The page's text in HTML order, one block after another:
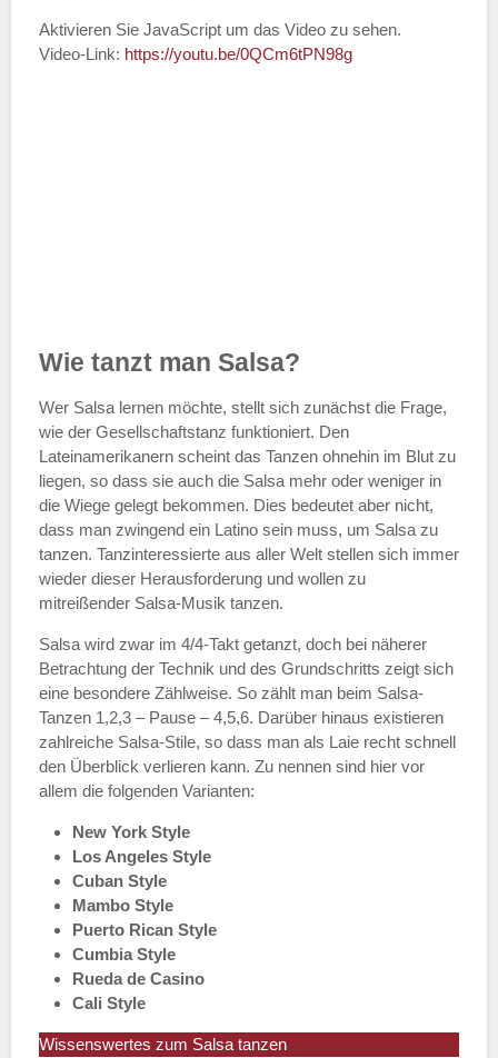
Aktivieren Sie JavaScript um das Video zu sehen.
Video-Link: https://youtu.be/0QCm6tPN98g
Wie tanzt man Salsa?
Wer Salsa lernen möchte, stellt sich zunächst die Frage,
wie der Gesellschaftstanz funktioniert. Den
Lateinamerikanern scheint das Tanzen ohnehin im Blut zu
liegen, so dass sie auch die Salsa mehr oder weniger in
die Wiege gelegt bekommen. Dies bedeutet aber nicht,
dass man zwingend ein Latino sein muss, um Salsa zu
tanzen. Tanzinteressierte aus aller Welt stellen sich immer
wieder dieser Herausforderung und wollen zu
mitreißender Salsa-Musik tanzen.
Salsa wird zwar im 4/4-Takt getanzt, doch bei näherer
Betrachtung der Technik und des Grundschritts zeigt sich
eine besondere Zählweise. So zählt man beim Salsa-
Tanzen 1,2,3 – Pause – 4,5,6. Darüber hinaus existieren
zahlreiche Salsa-Stile, so dass man als Laie recht schnell
den Überblick verlieren kann. Zu nennen sind hier vor
allem die folgenden Varianten:
New York Style
Los Angeles Style
Cuban Style
Mambo Style
Puerto Rican Style
Cumbia Style
Rueda de Casino
Cali Style
Wissenswertes zum Salsa tanzen